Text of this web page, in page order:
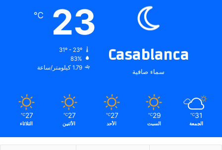
Casablanca
سماء صافية
23
℃
31º - 23º
83%
1.79 كيلومتر/ساعة
31
℃
الجمعة
29
℃
السبت
27
℃
الأحد
27
℃
الأثنين
27
℃
الثلاثاء